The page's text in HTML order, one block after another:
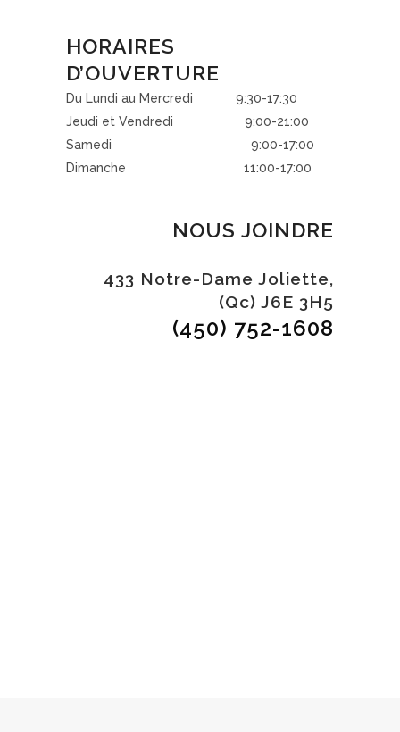
HORAIRES
D’OUVERTURE
Du Lundi au Mercredi 9:30-17:30
Jeudi et Vendredi 9:00-21:00
Samedi 9:00-17:00
Dimanche 11:00-17:00
NOUS JOINDRE
433 Notre-Dame Joliette,
(Qc) J6E 3H5
(450) 752-1608